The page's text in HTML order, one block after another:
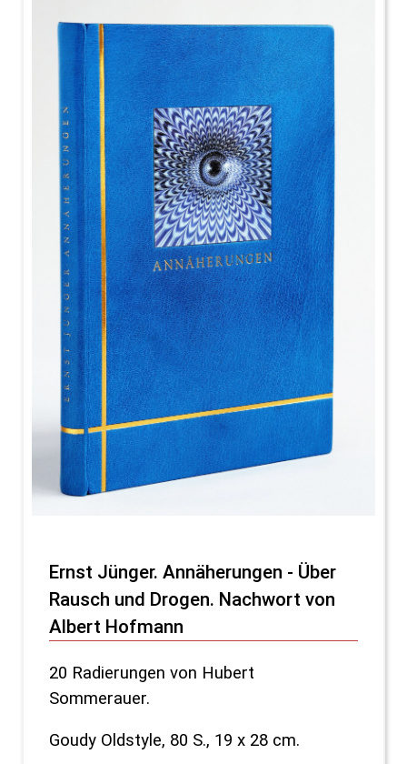
Ernst Jünger. Annäherungen - Über
Rausch und Drogen. Nachwort von
Albert Hofmann
20 Radierungen von Hubert
Sommerauer.
Goudy Oldstyle, 80 S., 19 x 28 cm.